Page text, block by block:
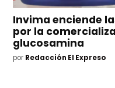
Invima enciende
por la
glucosamina
por Redacción El Expreso